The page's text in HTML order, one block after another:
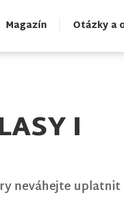
Magazín Otázky a
I
neváhejte uplatnit